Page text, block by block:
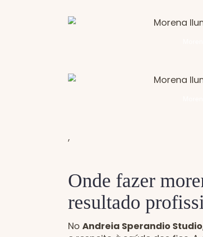
,
Onde fazer
resultado
No Andreia Sperandio Studio